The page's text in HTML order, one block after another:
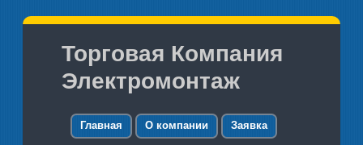
Торговая Компания
Электромонтаж
Главная О компании Заявка